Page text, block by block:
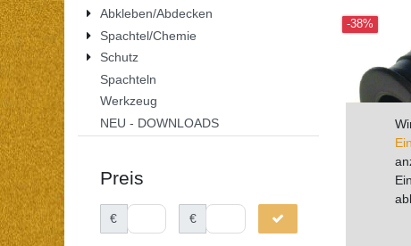
Abkleben/Abdecken
Spachtel/Chemie
Schutz
Spachteln
Werkzeug
NEU - DOWNLOADS
Preis
€ €
-38%